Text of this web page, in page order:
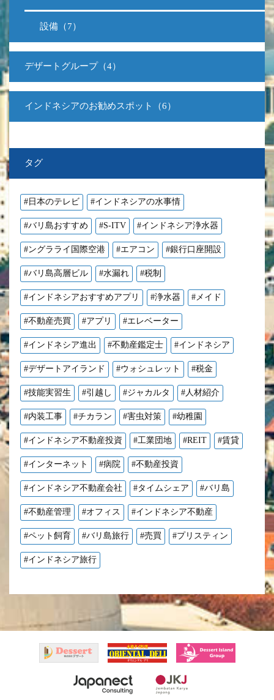
設備（7）
デザートグループ（4）
インドネシアのお勧めスポット（6）
タグ
#日本のテレビ #インドネシアの水事情
#バリ島おすすめ #S-ITV #インドネシア浄水器
#ングラライ国際空港 #エアコン #銀行口座開設
#バリ島高層ビル #水漏れ #税制
#インドネシアおすすめアプリ #浄水器 #メイド
#不動産売買 #アプリ #エレベーター
#インドネシア進出 #不動産鑑定士 #インドネシア
#デザートアイランド #ウォシュレット #税金
#技能実習生 #引越し #ジャカルタ #人材紹介
#内装工事 #チカラン #害虫対策 #幼稚園
#インドネシア不動産投資 #工業団地 #REIT #賃貸
#インターネット #病院 #不動産投資
#インドネシア不動産会社 #タイムシェア #バリ島
#不動産管理 #オフィス #インドネシア不動産
#ペット飼育 #バリ島旅行 #売買 #プリスティン
#インドネシア旅行